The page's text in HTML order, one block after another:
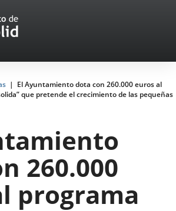
El Ayuntamiento dota con 260.000 euros al
que pretende el crecimiento de las pequeñas
260.000
programa